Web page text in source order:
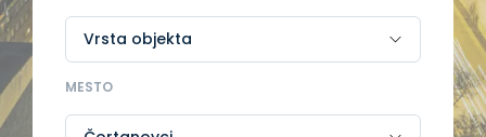
MESTO